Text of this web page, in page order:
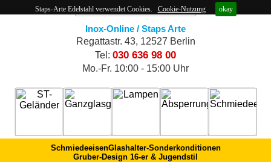
Staps-Arte Edelstahl verwendet Cookies. Cookie-Nutzung okay
Inox-Online / Staps Arte
Regattastr. 43, 12527 Berlin
Tel: 030 636 98 00
Mo.-Fr. 10:00 - 15:00 Uhr
SchmiedeeisenGlashalter-Sonderkonditionen
Gruber-Design 16-er & Jugendstil